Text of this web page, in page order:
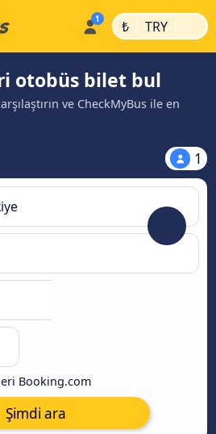
₺ | TRY |
otobüs bilet bul
ve CheckMyBus ile en
1
Booking.com
Şimdi ara